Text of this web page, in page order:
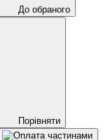
До обраного
Порівняти